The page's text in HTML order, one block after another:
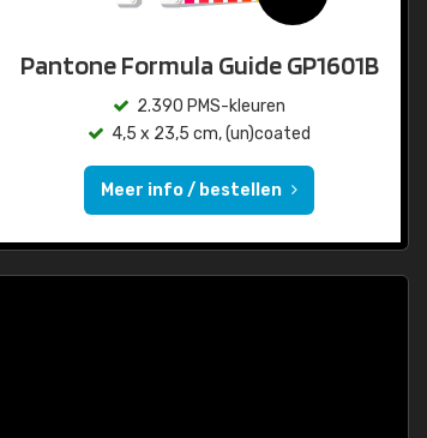
Pantone Formula Guide GP1601B
2.390 PMS-kleuren
4,5 x 23,5 cm, (un)coated
Meer info / bestellen